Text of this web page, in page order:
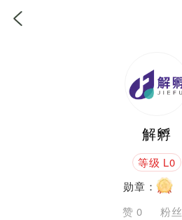
解孵
等级 L0
勋章：
赞 0 粉丝